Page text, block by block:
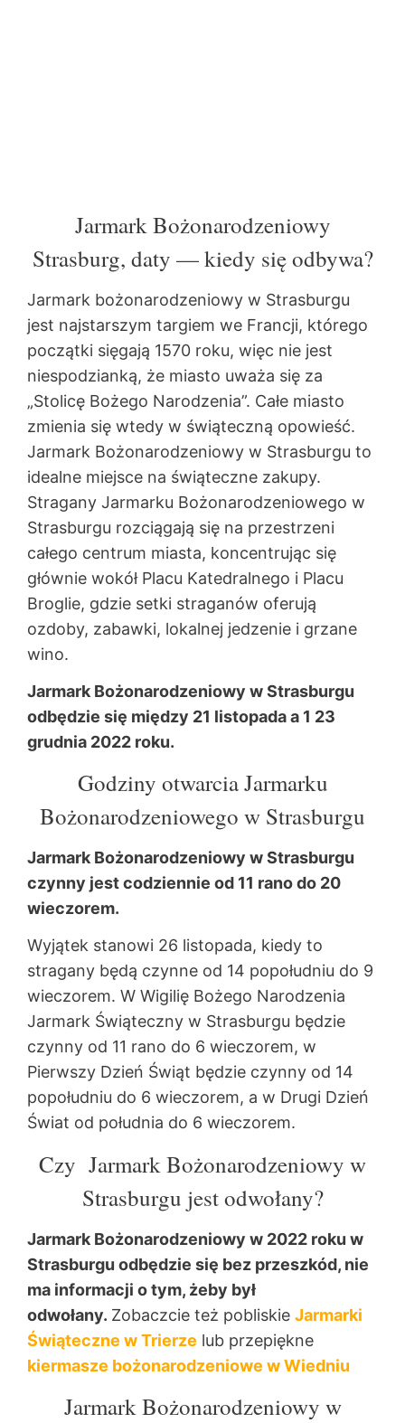
Jarmark Bożonarodzeniowy
Strasburg, daty — kiedy się odbywa?
Jarmark bożonarodzeniowy w Strasburgu
jest najstarszym targiem we Francji, którego
początki sięgają 1570 roku, więc nie jest
niespodzianką, że miasto uważa się za
„Stolicę Bożego Narodzenia”. Całe miasto
zmienia się wtedy w świąteczną opowieść.
Jarmark Bożonarodzeniowy w Strasburgu to
idealne miejsce na świąteczne zakupy.
Stragany Jarmarku Bożonarodzeniowego w
Strasburgu rozciągają się na przestrzeni
całego centrum miasta, koncentrując się
głównie wokół Placu Katedralnego i Placu
Broglie, gdzie setki straganów oferują
ozdoby, zabawki, lokalnej jedzenie i grzane
wino.
Jarmark Bożonarodzeniowy w Strasburgu
odbędzie się między 21 listopada a 1 23
grudnia 2022 roku.
Godziny otwarcia Jarmarku
Bożonarodzeniowego w Strasburgu
Jarmark Bożonarodzeniowy w Strasburgu
czynny jest codziennie od 11 rano do 20
wieczorem.
Wyjątek stanowi 26 listopada, kiedy to
stragany będą czynne od 14 popołudniu do 9
wieczorem. W Wigilię Bożego Narodzenia
Jarmark Świąteczny w Strasburgu będzie
czynny od 11 rano do 6 wieczorem, w
Pierwszy Dzień Świąt będzie czynny od 14
popołudniu do 6 wieczorem, a w Drugi Dzień
Świat od południa do 6 wieczorem.
Czy Jarmark Bożonarodzeniowy w
Strasburgu jest odwołany?
Jarmark Bożonarodzeniowy w 2022 roku w
Strasburgu odbędzie się bez przeszkód, nie
ma informacji o tym, żeby był
odwołany. Zobaczcie też pobliskie Jarmarki
Świąteczne w Trierze lub przepiękne
kiermasze bożonarodzeniowe w Wiedniu
Jarmark Bożonarodzeniowy w